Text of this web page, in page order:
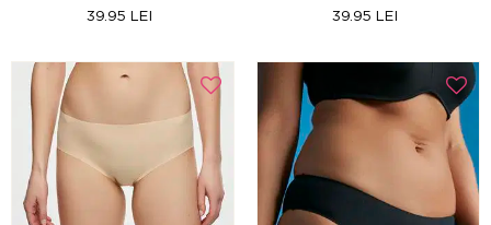
39.95 LEI 39.95 LEI